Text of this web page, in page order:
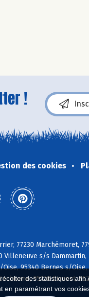
des statistiques
en paramétrant vos
!
des cookies
77230 Marchémoret,
Villeneuve s/s
95340 Bernes s/
95120 Ermont,